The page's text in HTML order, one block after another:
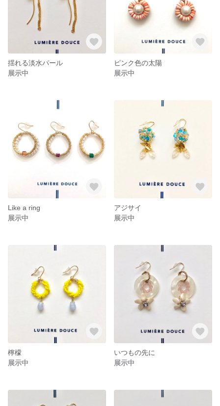
揺れる淡水パール
展示中
ピンク色の太陽
展示中
Like a ring
展示中
アジサイ
展示中
檸檬
展示中
いつもの先に
展示中